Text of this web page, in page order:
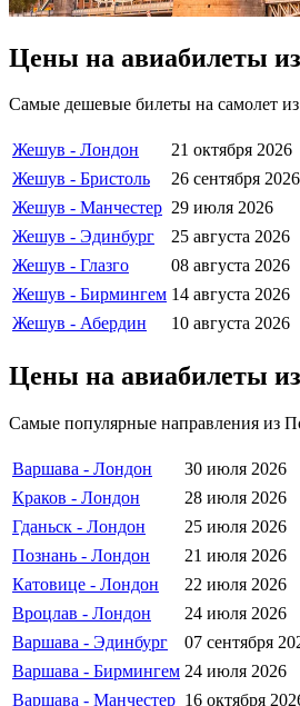
Цены на авиабилеты
Самые дешевые билеты на самолет
Жешув - Лондон 21 октября 2026
Жешув - Бристоль
26 сентября 2026
Жешув - Манчестер 29 июля 2026
Жешув - Эдинбург
25 августа 2026
Жешув - Глазго
08 августа 2026
Жешув - Бирмингем 14 августа 2026
Жешув - Абердин
10 августа 2026
Цены на авиабилеты
Самые популярные направления из
Варшава - Лондон 30 июля 2026
Краков - Лондон
28 июля 2026
Гданьск - Лондон
25 июля 2026
Познань - Лондон
21 июля 2026
Катовице - Лондон
22 июля 2026
Вроцлав - Лондон
24 июля 2026
Варшава - Эдинбург
07 сентября
Варшава - Бирмингем 24 июля 2026
Варшава - Манчестер 16 октября